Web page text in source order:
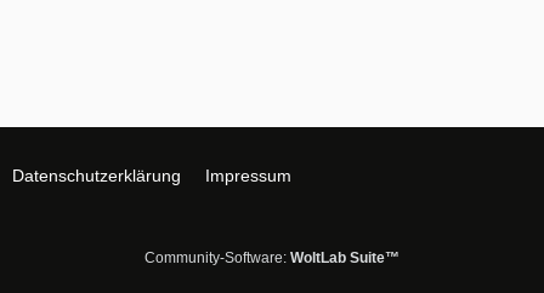
Datenschutzerklärung Impressum
Community-Software: WoltLab Suite™